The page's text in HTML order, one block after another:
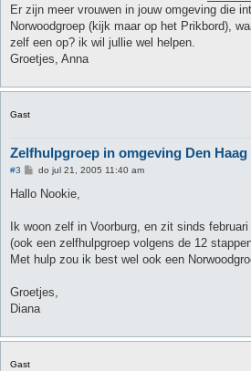
Er zijn meer vrouwen in jouw omgeving die
Norwoodgroep (kijk maar op het Prikbord),
zelf een op? ik wil jullie wel helpen.
Groetjes, Anna
Gast
Zelfhulpgroep in omgeving Den Haag
#3
B
r
h
do jul 21, 2005 11:40 am
Hallo Nookie,
Ik woon zelf in Voorburg, en zit sinds
(ook een zelfhulpgroep volgens de 12
Met hulp zou ik best wel ook een
Groetjes,
Diana
Gast